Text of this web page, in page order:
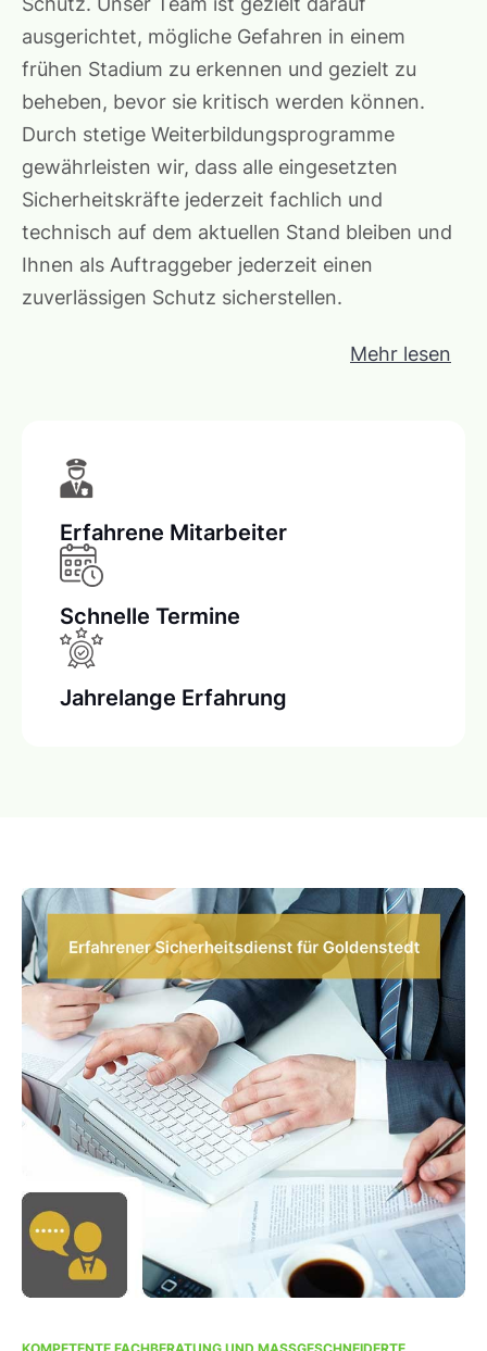
ausgerichtet, mögliche Gefahren in einem
frühen Stadium zu erkennen und gezielt zu
beheben, bevor sie kritisch werden können.
Durch stetige Weiterbildungsprogramme
gewährleisten wir, dass alle eingesetzten
Sicherheitskräfte jederzeit fachlich und
technisch auf dem aktuellen Stand bleiben und
Ihnen als Auftraggeber jederzeit einen
zuverlässigen Schutz sicherstellen.
Mehr lesen
Erfahrene Mitarbeiter
Schnelle Termine
Jahrelange Erfahrung